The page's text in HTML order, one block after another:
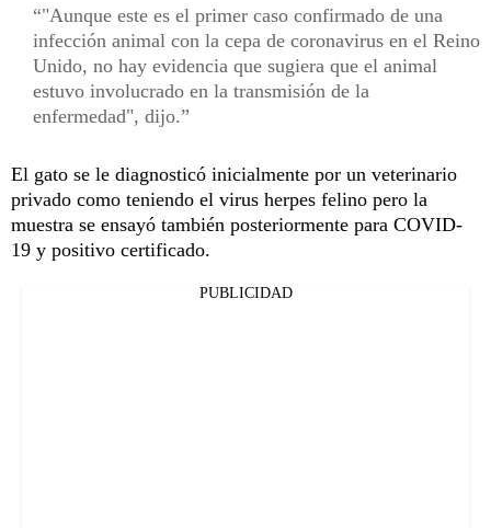
"Aunque este es el primer caso confirmado de una
infección animal con la cepa de coronavirus en el Reino
Unido, no hay evidencia que sugiera que el animal
estuvo involucrado en la transmisión de la
enfermedad", dijo.
El gato se le diagnosticó inicialmente por un veterinario
privado como teniendo el virus herpes felino pero la
muestra se ensayó también posteriormente para COVID-
19 y positivo certificado.
PUBLICIDAD